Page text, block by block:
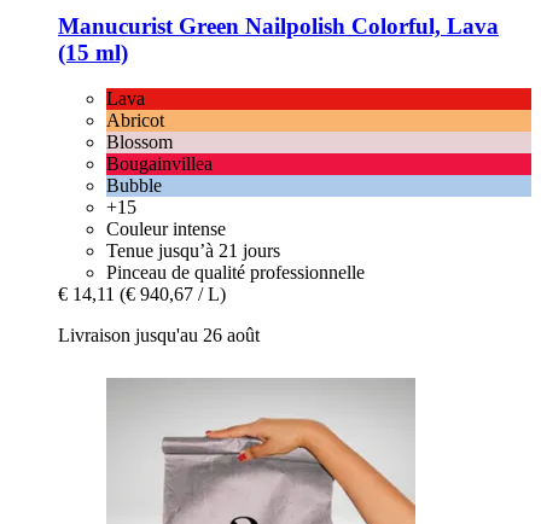
Manucurist Green Nailpolish Colorful, Lava
(15 ml)
Lava
Abricot
Blossom
Bougainvillea
Bubble
+15
Couleur intense
Tenue jusqu’à 21 jours
Pinceau de qualité professionnelle
€ 14,11 (€ 940,67 / L)
Livraison jusqu'au 26 août